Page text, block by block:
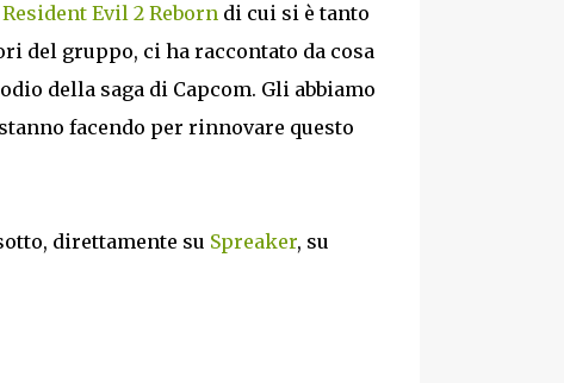
Resident Evil 2 Reborndi cui si è tanto
del gruppo, ci ha raccontato da cosa
della saga di Capcom. Gli abbiamo
facendo per rinnovare questo
direttamente su Spreaker, su